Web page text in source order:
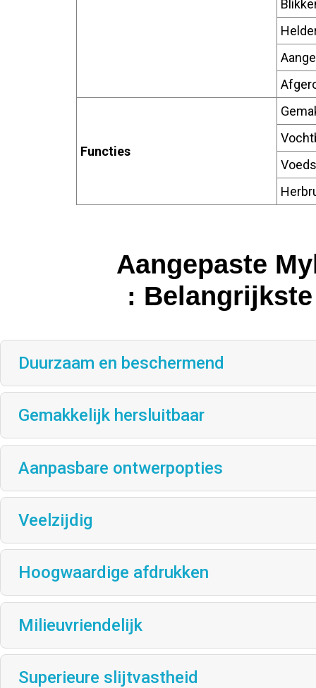
Functies
Aangepaste
:
Duurzaam en beschermend
Gemakkelijk hersluitbaar
Aanpasbare ontwerpopties
Veelzijdig
Hoogwaardige afdrukken
Milieuvriendelijk
Superieure slijtvastheid